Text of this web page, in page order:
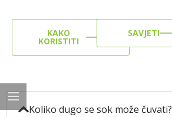
KAKO
KORISTITI
SAVJETI
Koliko dugo se sok može čuvati?